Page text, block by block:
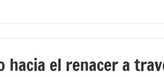
hacia el renacer a